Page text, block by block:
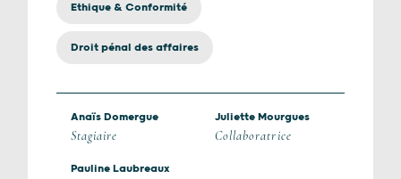
Ethique & Conformité
Droit pénal des affaires
Anaïs Domergue
Stagiaire
Juliette Mourgues
Collaboratrice
Pauline Laubreaux